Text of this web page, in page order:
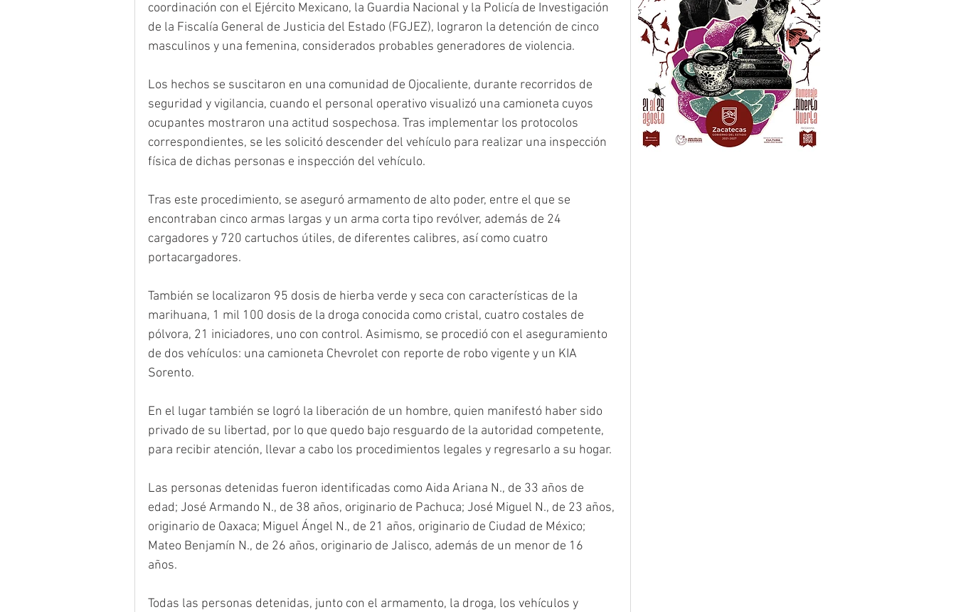
coordinación con el Ejército Mexicano, la Guardia Nacional y la Policía de Investigación
de la Fiscalía General de Justicia del Estado (FGJEZ), lograron la detención de cinco
masculinos y una femenina, considerados probables generadores de violencia.
Los hechos se suscitaron en una comunidad de Ojocaliente, durante recorridos de
seguridad y vigilancia, cuando el personal operativo visualizó una camioneta cuyos
ocupantes mostraron una actitud sospechosa. Tras implementar los protocolos
correspondientes, se les solicitó descender del vehículo para realizar una inspección
física de dichas personas e inspección del vehículo.
Tras este procedimiento, se aseguró armamento de alto poder, entre el que se
encontraban cinco armas largas y un arma corta tipo revólver, además de 24
cargadores y 720 cartuchos útiles, de diferentes calibres, así como cuatro
portacargadores.
También se localizaron 95 dosis de hierba verde y seca con características de la
marihuana, 1 mil 100 dosis de la droga conocida como cristal, cuatro costales de
pólvora, 21 iniciadores, uno con control. Asimismo, se procedió con el aseguramiento
de dos vehículos: una camioneta Chevrolet con reporte de robo vigente y un KIA
Sorento.
En el lugar también se logró la liberación de un hombre, quien manifestó haber sido
privado de su libertad, por lo que quedo bajo resguardo de la autoridad competente,
para recibir atención, llevar a cabo los procedimientos legales y regresarlo a su hogar.
Las personas detenidas fueron identificadas como Aida Ariana N., de 33 años de
edad; José Armando N., de 38 años, originario de Pachuca; José Miguel N., de 23 años,
originario de Oaxaca; Miguel Ángel N., de 21 años, originario de Ciudad de México;
Mateo Benjamín N., de 26 años, originario de Jalisco, además de un menor de 16
años.
Todas las personas detenidas, junto con el armamento, la droga, los vehículos y